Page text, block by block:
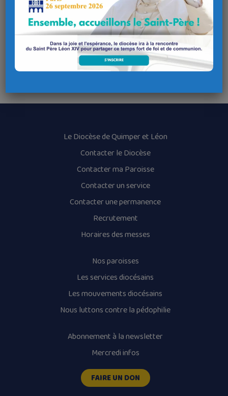
Ceci étant rappelé, Mgr DOGNIN se réjouit que la Vierge
Marie soit priée dans l’ensemble du diocèse. Mais il
encourage les fidèles à le faire dans les nombreux
sanctuaires mariaux où le culte public est autorisé par
l’Église, comme par exemple à la basilique Notre-Dame du
Le Diocèse de Quimper et Léon
Contacter le Diocèse
Contacter ma Paroisse
Contacter un service
Contacter une permanence
Recrutement
Horaires des messes
Nos paroisses
Les services diocésains
Les mouvements diocésains
Nous luttons contre la pédophilie
Abonnement à la newsletter
Mercredi infos
FAIRE UN DON